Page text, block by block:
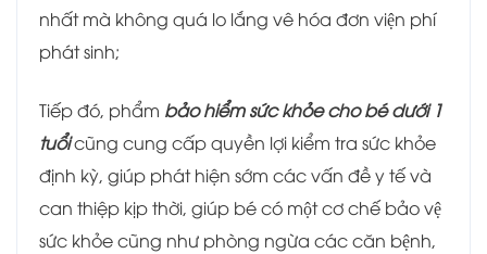
nhất mà không quá lo lắng vê hóa đơn viện phí
phát sinh;
Tiếp đó, phẩm bảo hiểm sức khỏe cho bé dưới 1
tuổicũng cung cấp quyền lợi kiểm tra sức khỏe
định kỳ, giúp phát hiện sớm các vấn đề y tế và
can thiệp kịp thời, giúp bé có một cơ chế bảo vệ
sức khỏe cũng như phòng ngừa các căn bệnh,